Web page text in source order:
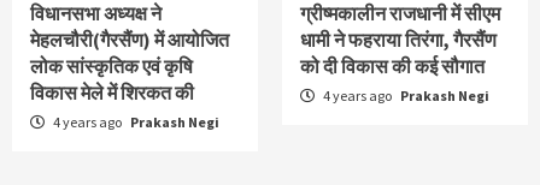
विधानसभा अध्यक्ष ने
मेहलचौरी(गैरसैंण) में आयोजित
लोक सांस्कृतिक एवं कृषि
विकास मेले में शिरकत की
4 years ago Prakash Negi
ग्रीष्मकालीन राजधानी में सीएम
धामी ने फहराया तिरंगा, गैरसैंण
को दी विकास की कई सौगात
4 years ago Prakash Negi